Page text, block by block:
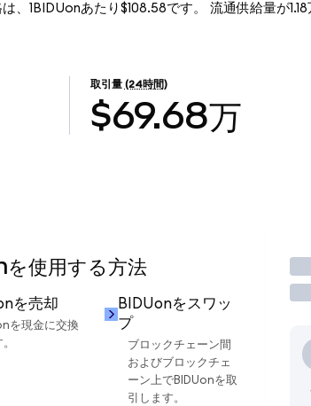
、1BIDUonあたり$108.58です。 流通供給量が
取引量 (24時間)
$69.68万
使用する方法
を売却
を現金に交換
BIDUonをスワッ
プ
ブロックチェーン間
およびブロックチェ
ーン上でBIDUonを取
引します。